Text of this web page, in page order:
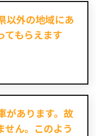
以外の地域にあ
てもらえます
があります。故
せん。このよう